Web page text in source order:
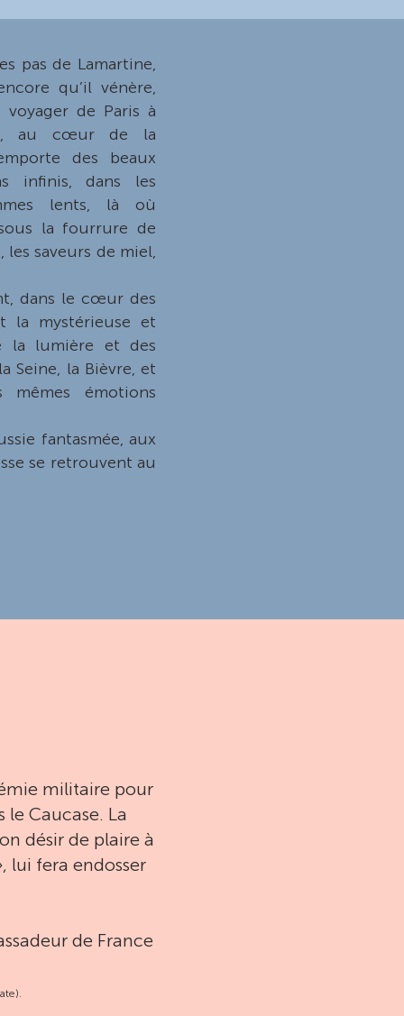
pas de Lamartine,
qu’il vénère,
voyager de Paris à
au cœur de la
des beaux
infinis, dans les
lents, là où
la fourrure de
saveurs de miel,
dans le cœur des
la mystérieuse et
la lumière et des
Seine, la Bièvre, et
émotions
fantasmée, aux
se retrouvent au
militaire pour
Caucase. La
désir de plaire à
lui fera endosser
de France